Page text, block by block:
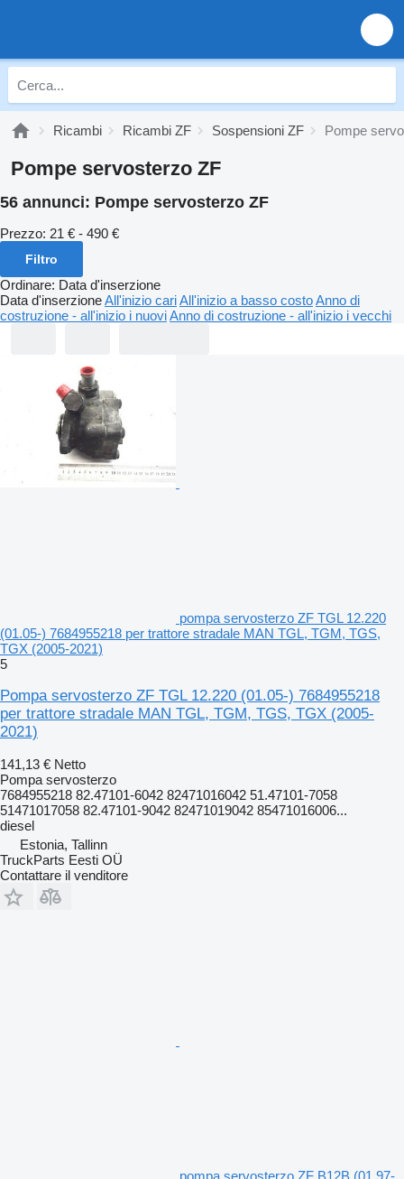
Ricambi Ricambi ZF Sospensioni ZF Pompe
Pompe servosterzo ZF
56 annunci: Pompe servosterzo ZF
Prezzo: 21 € - 490 €
Filtro
Ordinare: Data d'inserzione
Data d'inserzioneAll'inizio cariAll'inizio a basso costoAnno di
costruzione - all'inizio i nuoviAnno di costruzione - all'inizio i vecchi
pompa servosterzo ZF TGL 12.220
(01.05-) 7684955218 per trattore stradale MAN TGL, TGM, TGS,
TGX (2005-2021)
5
Pompa servosterzo ZF TGL 12.220 (01.05-) 7684955218
per trattore stradale MAN TGL, TGM, TGS, TGX (2005-
2021)
141,13 € Netto
Pompa servosterzo
7684955218 82.47101-6042 82471016042 51.47101-7058
51471017058 82.47101-9042 82471019042 85471016006...
diesel
Estonia, Tallinn
TruckParts Eesti OÜ
Contattare il venditore
pompa servosterzo ZF B12B (01.97-